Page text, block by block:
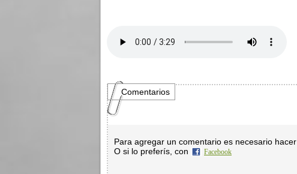
Comentarios
Para agregar un comentario es necesario hacer
O si lo preferís, con
Facebook